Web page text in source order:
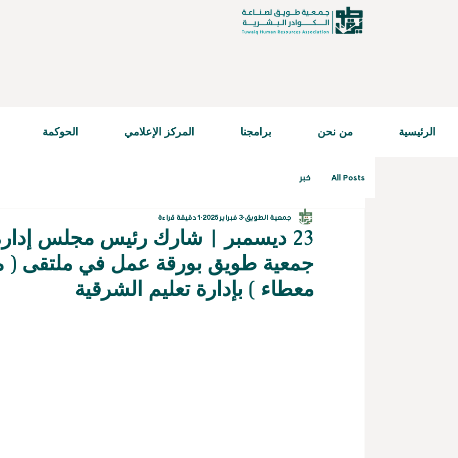
الرئيسية من نحن برامجنا المركز الإعلامي الحوكمة
All Posts خبر
23 ديسمبر | شارك رئيس مجلس
جمعية طويق بورقة عمل في ملتقى (
معطاء ) بإدارة تعليم الشرقية
جمعية الطويق 3 فبراير 2025 1 دقيقة قراءة